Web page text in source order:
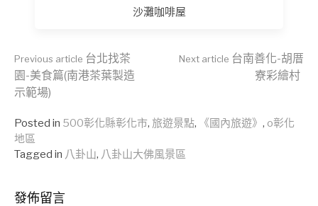
沙灘咖啡屋
Continue
Reading
Previous article 台北找茶
園-美食篇(南港茶葉製造
示範場)
Next article 台南善化-胡厝
寮彩繪村
Posted in 500彰化縣彰化市, 旅遊景點, 《國內旅遊》 , o彰化
地區
Tagged in 八卦山, 八卦山大佛風景區
發佈留言